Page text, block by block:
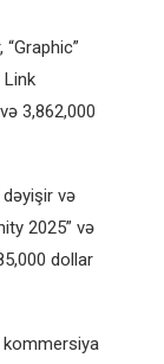
Link
3,862,000
dəyişir və
2025” və
dollar